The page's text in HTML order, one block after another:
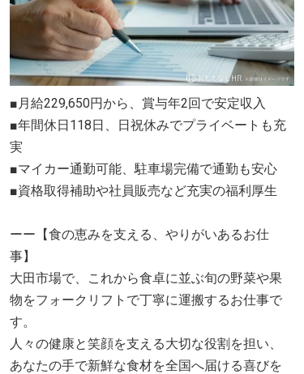
■月給229,650円から、賞与年2回で安定収入
■年間休日118日、日祝休みでプライベートも充
実
■マイカー通勤可能、駐車場完備で通勤も安心
■資格取得補助や社員販売など充実の福利厚生
ーー【食の恵みを支える、やりがいあるお仕
事】
大田市場で、これから食卓に並ぶ旬の野菜や果
物をフォークリフトで丁寧に運搬するお仕事で
す。
人々の健康と笑顔を支える大切な役割を担い、
あなたの手で新鮮な食材を全国へ届ける喜びを